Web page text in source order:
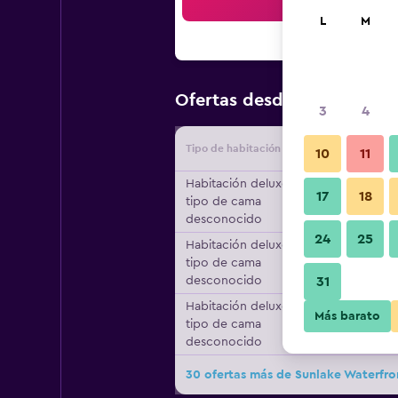
Ofertas desde Oferta
Tipo de habitación
Habitación deluxe,
tipo de cama
desconocido
Habitación deluxe,
tipo de cama
desconocido
Habitación deluxe,
tipo de cama
desconocido
30 ofertas más de Sunlake
L M
3 4
10 11
17 18
24 25
31
Más barato